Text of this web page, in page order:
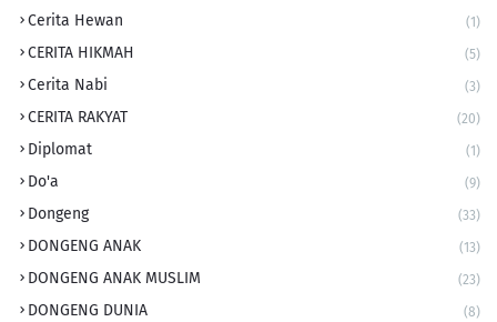
Cerita Hewan (1)
CERITA HIKMAH (5)
Cerita Nabi (3)
CERITA RAKYAT (20)
Diplomat (1)
Do'a (9)
Dongeng (33)
DONGENG ANAK (13)
DONGENG ANAK MUSLIM (23)
DONGENG DUNIA (8)